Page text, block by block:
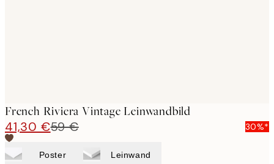
French Riviera Vintage Leinwandbild
41,30 €59 € 30%*
Poster Leinwand